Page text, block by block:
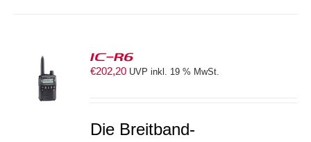
IC-R6
€202,20 UVP inkl. 19 % MwSt.
Die Breitband-